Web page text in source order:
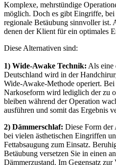
Komplexe, mehrstündige
möglich. Doch es gibt Eingriffe, bei
regionale Betäubung sinnvoller ist.
denen der Klient für ein optimales
Diese Alternativen sind:
1) Wide-Awake Technik: Als eine
Deutschland wird in der
Wide-Awake-Methode operiert. Bei
Narkoseform wird lediglich der zu
bleiben während der Operation
ausführen und somit das Ergebnis
2) Dämmerschlaf: Diese Form der
bei vielen ästhetischen Eingriffen
Fettabsaugung zum Einsatz.
Betäubung versetzen Sie in einen
Dämmerzustand. Im Gegensatz